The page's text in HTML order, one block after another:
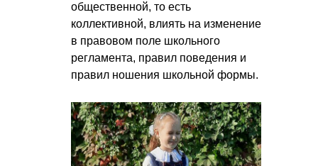
общественной, то есть
коллективной, влиять на изменение
в правовом поле школьного
регламента, правил поведения и
правил ношения школьной формы.